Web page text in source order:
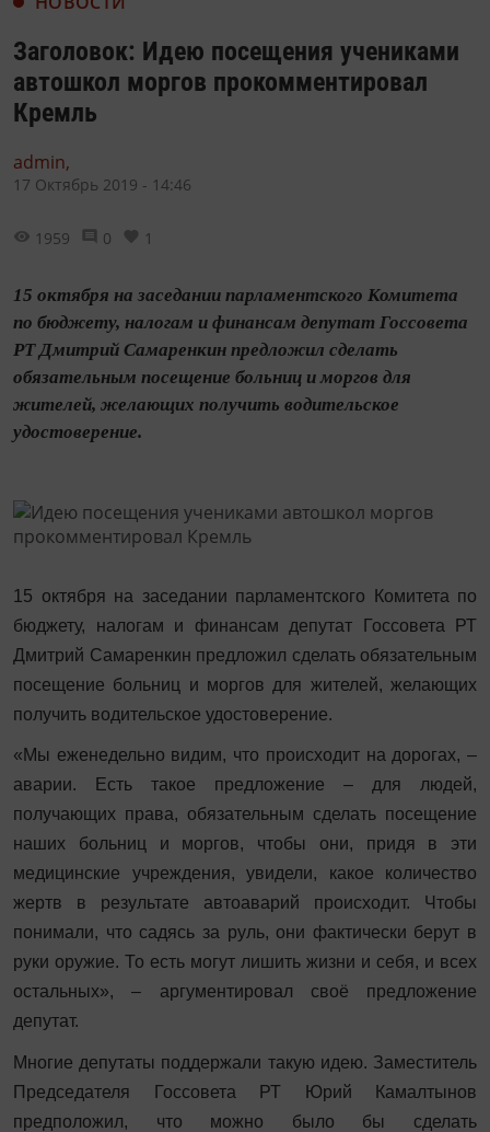
Заголовок: Идею посещения учениками
автошкол моргов прокомментировал
Кремль
admin,
17 Октябрь 2019 - 14:46
1959 0 1
15 октября на заседании парламентского Комитета
по бюджету, налогам и финансам депутат Госсовета
РТ Дмитрий Самаренкин предложил сделать
обязательным посещение больниц и моргов для
жителей, желающих получить водительское
удостоверение.
15 октября на заседании парламентского Комитета по
бюджету, налогам и финансам депутат Госсовета РТ
Дмитрий Самаренкин предложил сделать обязательным
посещение больниц и моргов для жителей, желающих
получить водительское удостоверение.
«Мы еженедельно видим, что происходит на дорогах, –
аварии. Есть такое предложение – для людей,
получающих права, обязательным сделать посещение
наших больниц и моргов, чтобы они, придя в эти
медицинские учреждения, увидели, какое количество
жертв в результате автоаварий происходит. Чтобы
понимали, что садясь за руль, они фактически берут в
руки оружие. То есть могут лишить жизни и себя, и всех
остальных», – аргументировал своё предложение
депутат.
Многие депутаты поддержали такую идею. Заместитель
Председателя Госсовета РТ Юрий Камалтынов
предположил, что можно было бы сделать